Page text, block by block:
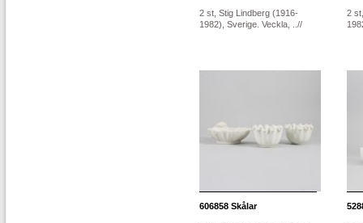
2 st, Stig Lindberg (1916-
1982), Sverige. Veckla, ..//
2
606858 Skålar